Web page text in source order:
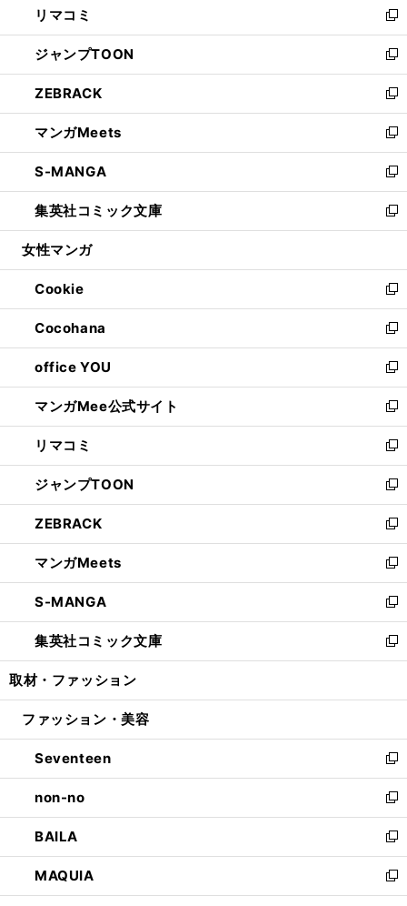
で
開
く
ド
ウ
で
開
く
ィ
ン
ド
ウ
で
開
く
い
ウ
ィ
ン
ド
ウ
で
開
く
リマコミ
新
し
い
ウ
ィ
ン
ド
ウ
で
開
く
ジャンプTOON
新
し
い
ウ
ィ
ン
ド
ウ
で
開
ZEBRACK
新
し
い
ウ
ィ
ン
ド
ウ
開
く
マンガMeets
新
し
い
ウ
ィ
ン
ウ
で
開
く
S-MANGA
新
し
い
ウ
ン
ド
ウ
で
開
く
集英社コミック文庫
新
し
ウ
ィ
ン
ド
ウ
で
開
く
女性マンガ
Cookie
新
し
い
ウ
ィ
ン
ド
ウ
で
開
く
Cocohana
新
し
い
ウ
ィ
ン
ド
ウ
で
開
く
office YOU
新
し
い
ウ
ィ
ン
ド
ウ
で
開
く
マンガMee公式サイト
新
し
い
ウ
ィ
ン
ド
ウ
で
開
く
リマコミ
新
し
い
ウ
ィ
ン
ド
ウ
で
開
く
ジャンプTOON
新
し
い
ウ
ィ
ン
ド
ウ
で
開
ZEBRACK
新
し
い
ウ
ィ
ン
ド
ウ
開
マンガMeets
新
し
い
ウ
ィ
ン
ウ
開
く
S-MANGA
新
し
い
ウ
ン
ウ
で
開
く
集英社コミック文庫
新
し
ウ
ン
ド
ウ
で
開
く
取材・ファッション
ファッション・美容
Seventeen
新
し
い
ウ
ィ
ン
ド
ウ
non-no
新
し
い
ウ
ィ
ン
BAILA
新
し
い
ウ
MAQUIA
新
し